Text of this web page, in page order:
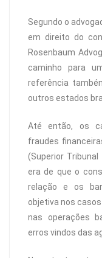
Segundo o
em direito do
Rosenbaum
caminho para
referência
outros estados
Até então, os
fraudes
(Superior
era de que o
relação e os
objetiva nos
nas operações
erros vindos das